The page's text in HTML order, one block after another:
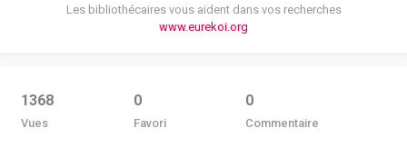
Les bibliothécaires vous aident dans vos recherches
www.eurekoi.org
1368
Vues
0
Favori
0
Commentaire